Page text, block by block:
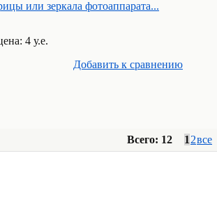
или зеркала фотоаппарата...
4 у.е.
Добавить к cравнению
Всего: 12 1 2все